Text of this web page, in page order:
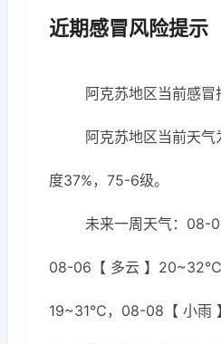
近期感冒风险提示
阿克苏地区当前感冒
阿克苏地区当前天
度37%，75-6级。
未来一周天气：08-
08-06【 多云 】20~32℃
19~31℃，08-08【 小